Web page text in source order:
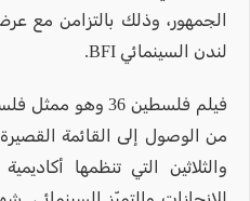
الجمهور، وذلك بالتزامن مع
لندن السينمائي BFI.
فيلم فلسطين 36
من الوصول إلى القائمة القصيرة
والثلاثين التي تنظمها